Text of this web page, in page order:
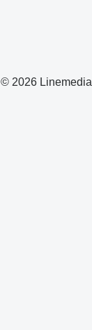
© 2026 Linemedia